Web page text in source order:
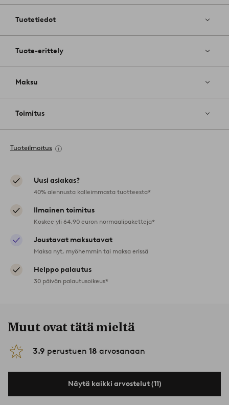
Tuotetiedot
Tuote-erittely
Maksu
Toimitus
Tuoteilmoitus
Uusi asiakas?
40% alennusta kalleimmasta tuotteesta*
Ilmainen toimitus
Koskee yli 64,90 euron normaalipaketteja*
Joustavat maksutavat
Maksa nyt, myöhemmin tai maksa erissä
Helppo palautus
30 päivän palautusoikeus*
Muut ovat tätä mieltä
3.9 perustuen 18 arvosanaan
Näytä kaikki arvostelut (11)